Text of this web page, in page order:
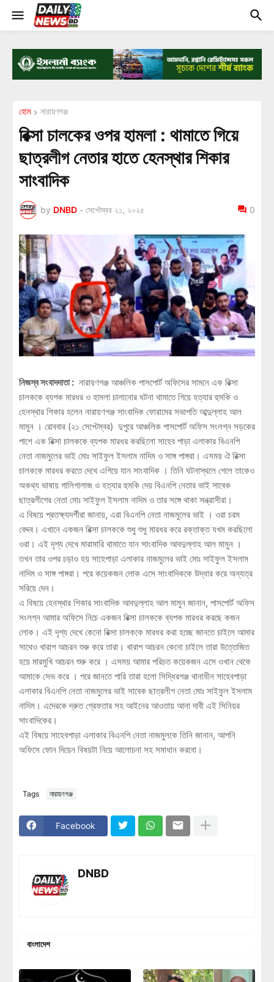
হোম নারায়ণগঞ্জ
রিক্সা চালকের ওপর হামলা : থামাতে গিয়ে
ছাত্রলীগ নেতার হাতে হেনস্থার শিকার
সাংবাদিক
by DNBD - সেপ্টেম্বর ২১, ২০২৫ 0
নিজস্ব সংবাদদাতা : নারায়ণগঞ্জ আঞ্চলিক পাসপোর্ট অফিসের সামনে এক রিক্সা
চালককে ব্যপক মারধর ও হামলা চালানোর ঘটনা থামাতে গিয়ে হত্যার হুমকি ও
হেনস্থার শিকার হলেন নারায়ণগঞ্জ সাংবাদিক ফোরামের সভাপতি আব্দুল্লাহ আল
মামুন । রোববার (২১ সেপ্টেম্বর) দুপুরে আঞ্চলিক পাসপোর্ট অফিস সংলগ্ন সড়কের
পাশে এক রিক্সা চালককে ব্যপক মারধর করছিলো সাহেব পাড়া এলাকার বিএনপি
নেতা নাজমুলের ভাই মোঃ সাইফুল ইসলাম নাদিম ও সাঙ্গ পাঙ্গরা। এসময় ঐ রিক্সা
চালককে মারধর করতে দেখে এগিয়ে যান সাংবাদিক । তিনি ঘটনাস্থলে গেলে তাকেও
অকথ্য ভাষায় গালিগালাজ ও হত্যার হুমকি দেয় বিএনপি নেতার ভাই সাবেক
ছাত্রলীগের নেতা মোঃ সাইফুল ইসলাম নাদিম ও তার সঙ্গে থাকা সন্ত্রাসীরা।
এ বিষয়ে প্রতক্ষ্যদর্শীরা জানায়, এরা বিএনপি নেতা নাজমুলের ভাই । ওরা চরম
বেদ্দব। এখানে একজন রিক্সা চালককে শুধু শুধু মারধর করে রক্তাক্ত যখম করছিলো
ওরা। এই দৃশ্য দেখে মারামারি থামাতে যান সাংবাদিক আবদুল্লাহ আল মামুন ।
তখন তার ওপর চড়াও হয় সাহেপাড়া এলাকার নাজমুলের ভাই মোঃ সাইফুল ইসলাম
নাদিম ও সাঙ্গ পাঙ্গরা। পরে কয়েকজন লোক এসে সাংবাদিককে উদ্ধার করে অন্যত্র
সরিয়ে দেন।
এ বিষয়ে হেনস্থার শিকার সাংবাদিক আবদুল্লাহ আল মামুন জানান, পাসপোর্ট অফিস
সংলগ্ন আমার অফিসে নিচে একজন রিক্সা চালককে ব্যপক মারধর করছে কজন
লোক। এই দৃশ্য দেখে কেনো রিক্সা চালককে মারধর করা হচ্ছে জানতে চাইলে আমার
সাথেও খারাপ আচরন শুরু করে তারা। খারাপ আচরন কেনো চাইলে তারা উত্তেজিত
হয়ে মারমুখি আচরন শুরু করে । এসময় আমার পরিচত কয়েকজন এসে ওখান থেকে
আমাকে সেভ করে । পরে জানতে পারি তারা হলো সিদ্ধিরগঞ্জ থানাধীন সাহেবপাড়া
এলাকার বিএনপি নেতা নাজমুলের ভাই সাবেক ছাত্রলীগ নেতা মোঃ সাইফুল ইসলাম
নাদিম। এদেরকে দ্রুত গ্রেফতার সহ আইনের আওতায় আনা দাবী এই সিনিয়র
সাংবাদিকের।
এই বিষয়ে সাহেবপাড়া এলাকার বিএনপি নেতা নাজমুলকে তিনি জানান, আপনি
অফিসে ফোন দিয়েন বিষয়টা নিয়ে আলোচনা সহ সমাধান করবো।
Tags নারায়ণগঞ্জ
Facebook
DNBD
বাংলাদেশ